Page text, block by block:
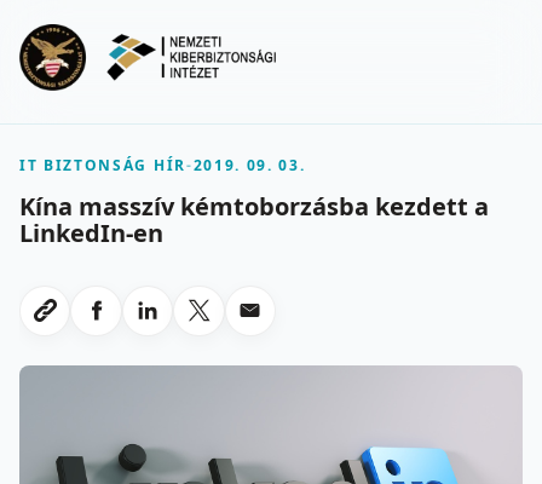
IT BIZTONSÁG HÍR-2019. 09. 03.
Kína masszív kémtoborzásba kezdett a
LinkedIn-en
Link masolasa
Megosztas Facebookon
Megosztas LinkedInen
Megosztas X-en
Megosztas emailben